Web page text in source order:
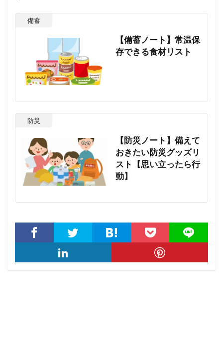
備蓄
【備蓄ノート】常温保
存できる食材リスト
防災
【防災ノート】備えて
おきたい防災グッズリ
スト【思い立ったら行
動】